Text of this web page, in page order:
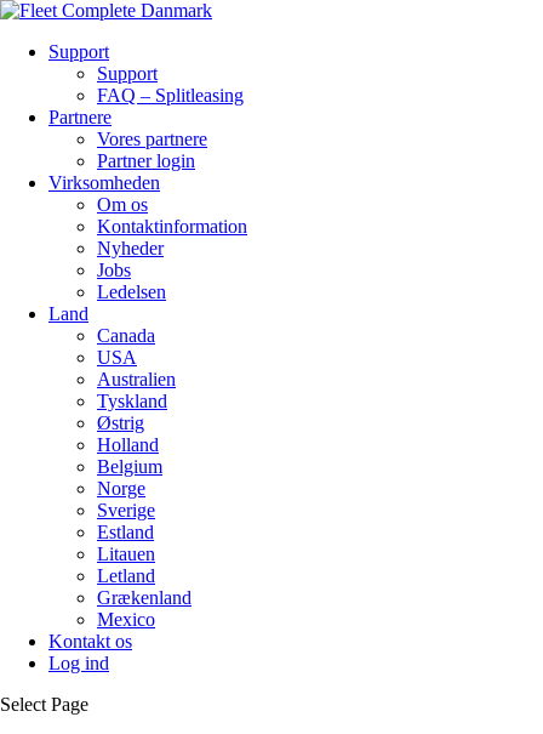
Support
Support
FAQ – Splitleasing
Partnere
Vores partnere
Partner login
Virksomheden
Om os
Kontaktinformation
Nyheder
Jobs
Ledelsen
Land
Canada
USA
Australien
Tyskland
Østrig
Holland
Belgium
Norge
Sverige
Estland
Litauen
Letland
Grækenland
Mexico
Kontakt os
Log ind
Select Page